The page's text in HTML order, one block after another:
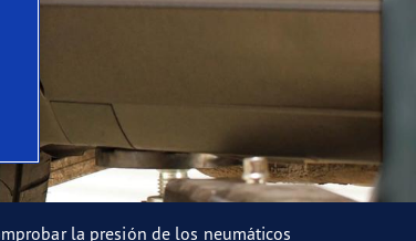
la presión de los neumáticos